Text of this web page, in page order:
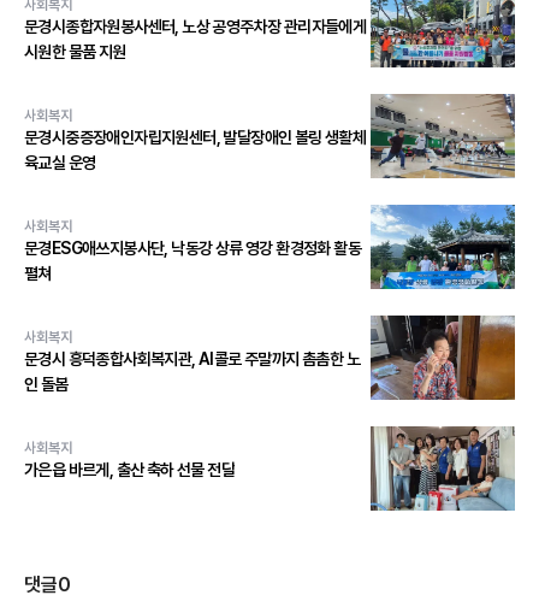
사회복지
문경시종합자원봉사센터, 노상 공영주차장 관리자들에게
시원한 물품 지원
사회복지
문경시중증장애인자립지원센터, 발달장애인 볼링 생활체
육교실 운영
사회복지
문경ESG애쓰지봉사단, 낙동강 상류 영강 환경정화 활동
펼쳐
사회복지
문경시 흥덕종합사회복지관, AI콜로 주말까지 촘촘한 노
인 돌봄
사회복지
가은읍 바르게, 출산 축하 선물 전달
댓글0